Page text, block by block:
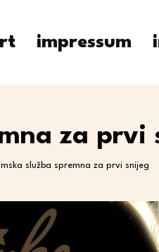
impressum
za prvi
služba spremna za prvi snijeg